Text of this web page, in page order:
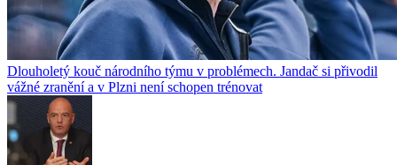
Dlouholetý kouč národního týmu v problémech. Jandač si přivodil
vážné zranění a v Plzni není schopen trénovat